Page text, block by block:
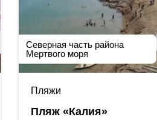
Северная часть района
Мертвого моря
Пляжи
Пляж «Калия»